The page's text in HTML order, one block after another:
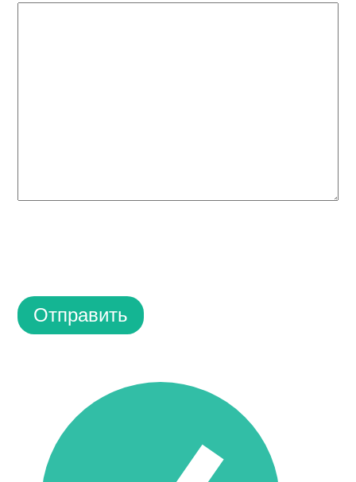
Отправить